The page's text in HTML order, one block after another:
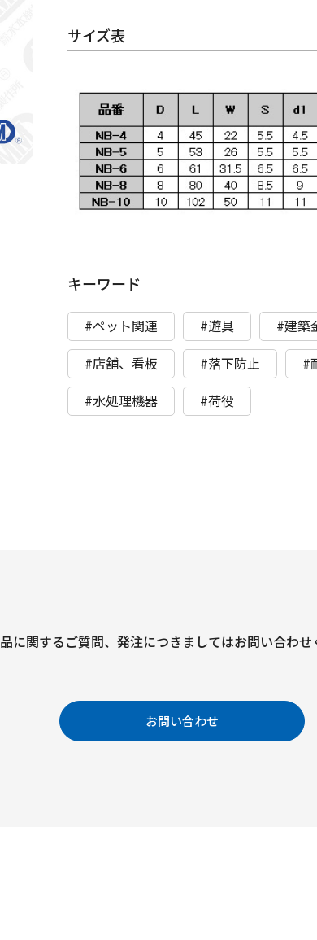
サイズ表
キーワード
#ペット関連 #遊具 #建築
#店舗、看板
#落下防止 #
#水処理機器
#荷役
に関するご質問、 発注につきましてはお問い合わせ
お問い合わせ